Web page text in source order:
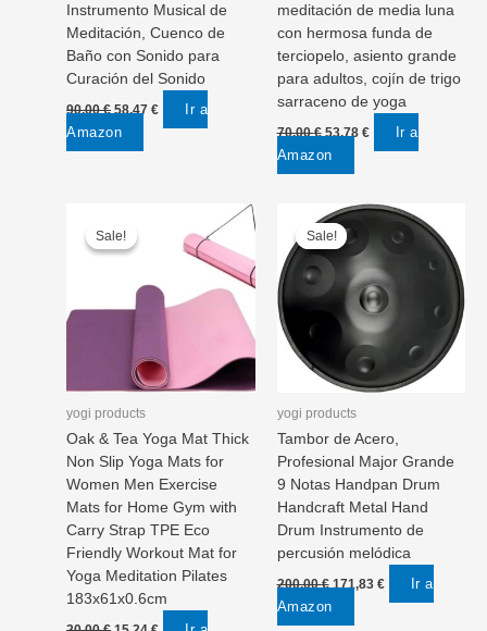
Instrumento Musical de
Meditación, Cuenco de
Baño con Sonido para
Curación del Sonido
90,00€ Original
was:
58,47€Current
Ir a
Amazon
meditación de media luna
con hermosa funda de
terciopelo, asiento grande
para adultos, cojín de trigo
sarraceno de yoga
70,00€ Original
was:
53,78 €Current
Ir a
Amazon
Sale!
Sale!
yogi products
Oak & Tea Yoga Mat Thick
Non Slip Yoga Mats for
Women Men Exercise
Mats for Home Gym with
Carry Strap TPE Eco
Friendly Workout Mat for
Yoga Meditation Pilates
183x61x0.6cm
OriginalCurrent
Sale!
Sale!
yogi products
Tambor de Acero,
Profesional Major Grande
9 Notas Handpan Drum
Handcraft Metal Hand
Drum Instrumento de
percusión melódica
200,00€ Original
was:
171,83 €Current
Ir a
Amazon